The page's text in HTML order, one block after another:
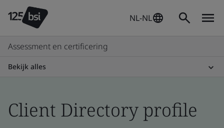
NL-NL
Assessment en certificering
Bekijk alles
Client Directory profile